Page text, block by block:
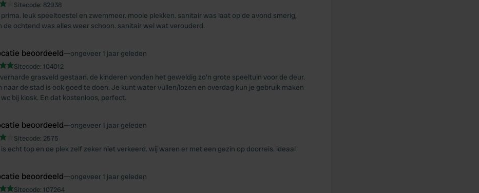
Sitecode: 82938
leuk speeltoestel en zwemmeer. mooie plekken. sanitair was laat op de avond smerig,
de ochtend was alles weer schoon. sanitair wel wat verouderd.
beoordeeld—ongeveer 1 jaar geleden
Sitecode: 104012
grasveld gestaan. de kinderen vonden het geweldig zo'n grote speeltuin voor de deur.
naar de stad is ook goed te doen. Je kunt water vullen/lozen en overdag kun je gebruik maken
bij kiosk. En dat kostenloos, perfect.
beoordeeld—ongeveer 1 jaar geleden
Sitecode: 2575
echt top en de plek zelf zeker niet verkeerd. wij waren er met een gezin op doorreis. ideaal
beoordeeld—ongeveer 1 jaar geleden
Sitecode: 107264